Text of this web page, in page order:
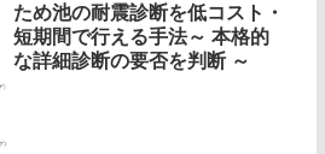
ため池の耐震診断を低コスト・
短期間で行える手法～ 本格的
な詳細診断の要否を判断 ～